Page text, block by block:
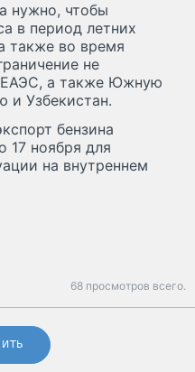
нужно, чтобы
в период летних
также во время
не
ЕАЭС, а также Южную
и Узбекистан.
бензина
17 ноября для
на внутреннем
68 просмотров всего.